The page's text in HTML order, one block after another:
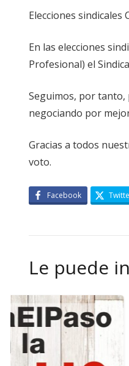
Elecciones sindicales
En las elecciones
Profesional) el
Seguimos, por tanto,
negociando por
Gracias a todos
voto.
Facebook
Le puede